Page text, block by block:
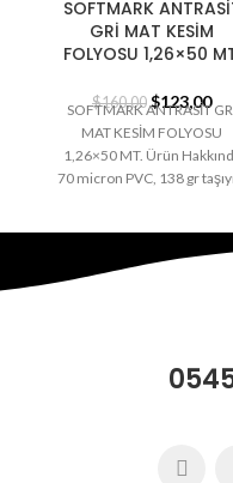
SOFTMARK
GRİ MAT KESİM
FOLYOSU 1,26×50
$160,00 $123,00
SOFTMARK ANTRASİT
MAT KESİM FOLYOSU
1,26×50 MT. Ürün
70 micron PVC, 138 gr